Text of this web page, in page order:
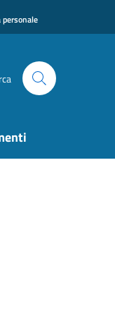
personale